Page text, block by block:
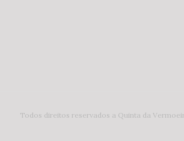
Todos direitos reservados a Quinta da